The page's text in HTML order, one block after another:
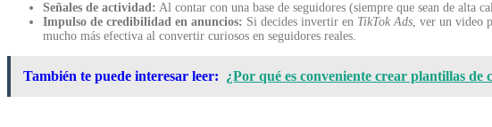
Señales de actividad: Al contar con una base de seguidores (siempre que sean de alta
Impulso de credibilidad en anuncios: Si decides invertir en TikTok Ads, ver un video
mucho más efectiva al convertir curiosos en seguidores reales.
También te puede interesar leer: ¿Por qué es conveniente crear plantillas de